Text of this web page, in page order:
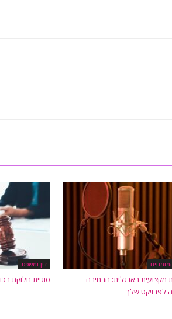
מקצועית באנגלית: הבחירה
לפרויקט שלך
דין ומשפט
סוגיית חלוקת